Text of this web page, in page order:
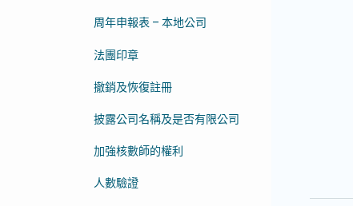
周年申報表 – 本地公司
法團印章
撤銷及恢復註冊
披露公司名稱及是否有限公司
加強核數師的權利
人數驗證